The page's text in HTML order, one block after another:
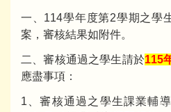
一、114學年度第2學期之學
案，審核結果如附件。
二、審核通過之學生請於115
應盡事項：
1、審核通過之學生課業輔